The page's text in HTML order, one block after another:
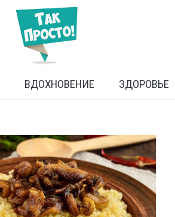
ВДОХНОВЕНИЕ ЗДОРОВЬЕ